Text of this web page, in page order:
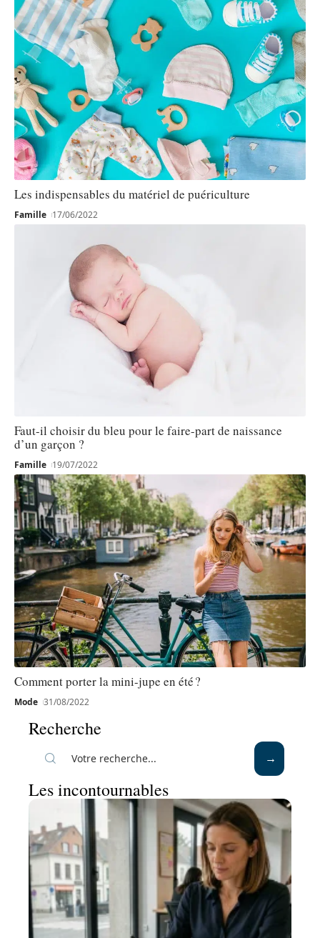
Les indispensables du matériel de puériculture
Famille 17/06/2022
Faut-il choisir du bleu pour le faire-part de naissance
d’un garçon ?
Famille 19/07/2022
Comment porter la mini-jupe en été ?
Mode 31/08/2022
Recherche
Les incontournables